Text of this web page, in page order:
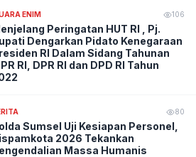
ENIM 106
Peringatan HUT RI , Pj.
Dengarkan Pidato Kenegaraan
RI Dalam Sidang Tahunan
RI, DPR RI dan DPD RI Tahun
80
Sumsel Uji Kesiapan Personel,
2026 Tekankan
Massa Humanis